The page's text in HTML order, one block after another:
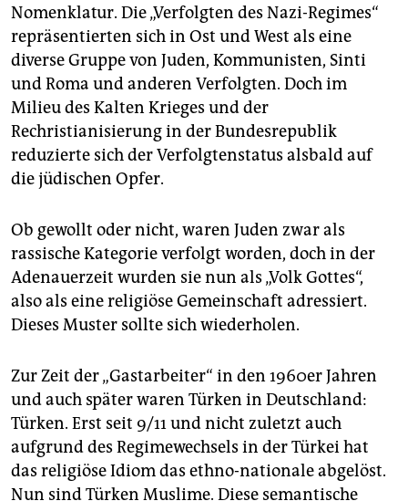
Nomenklatur. Die „Verfolgten des Nazi-Regimes“
repräsentierten sich in Ost und West als eine
diverse Gruppe von Juden, Kommunisten, Sinti
und Roma und anderen Verfolgten. Doch im
Milieu des Kalten Krieges und der
Rechristianisierung in der Bundesrepublik
reduzierte sich der Verfolgtenstatus alsbald auf
die jüdischen Opfer.
Ob gewollt oder nicht, waren Juden zwar als
rassische Kategorie verfolgt worden, doch in der
Adenauerzeit wurden sie nun als „Volk Gottes“,
also als eine religiöse Gemeinschaft adressiert.
Dieses Muster sollte sich wiederholen.
Zur Zeit der „Gastarbeiter“ in den 1960er Jahren
und auch später waren Türken in Deutschland:
Türken. Erst seit 9/11 und nicht zuletzt auch
aufgrund des Regimewechsels in der Türkei hat
das religiöse Idiom das ethno-nationale abgelöst.
Nun sind Türken Muslime. Diese semantische